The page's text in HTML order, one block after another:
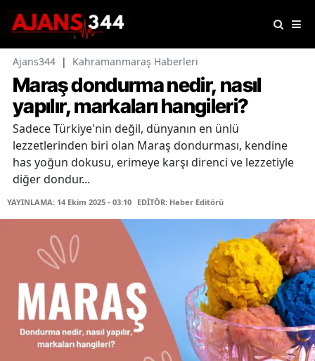
Ajans344 | Kahramanmaraş Haberleri
Maraş dondurma nedir, nasıl
yapılır, markaları hangileri?
Sadece Türkiye'nin değil, dünyanın en ünlü
lezzetlerinden biri olan Maraş dondurması, kendine
has yoğun dokusu, erimeye karşı direnci ve lezzetiyle
diğer dondur...
YAYINLAMA: 14 Ekim 2025 - 03:10 EDİTÖR: Haber Editörü